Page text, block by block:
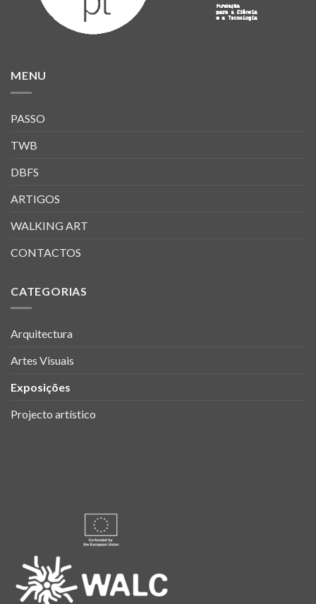
MENU
PASSO
TWB
DBFS
ARTIGOS
WALKING ART
CONTACTOS
CATEGORIAS
Arquitectura
Artes Visuais
Exposições
Projecto artístico